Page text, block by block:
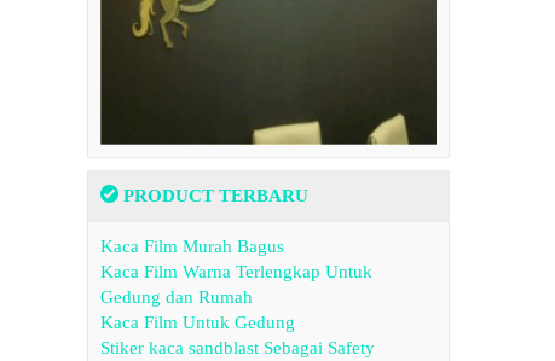
PRODUCT TERBARU
Kaca Film Murah Bagus
Kaca Film Warna Terlengkap Untuk
Gedung dan Rumah
Kaca Film Untuk Gedung
Stiker kaca sandblast Sebagai Safety